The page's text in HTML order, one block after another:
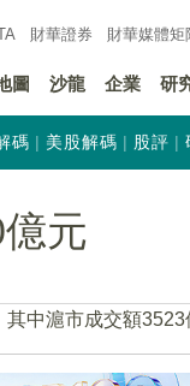
財華證券 財華媒體矩
圖 沙龍 企業 研
碼 美股解碼 股評
元
中滬市成交額3523